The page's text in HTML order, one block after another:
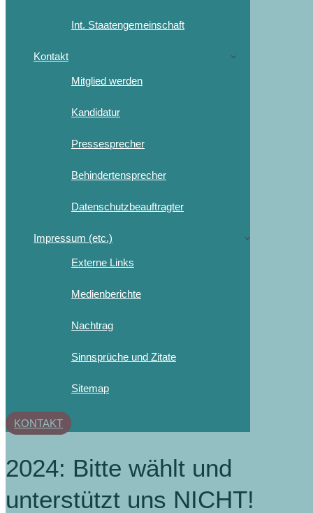
Int. Staatengemeinschaft
Kontakt
Mitglied werden
Kandidatur
Pressesprecher
Behindertensprecher
Datenschutzbeauftragter
Impressum (etc.)
Externe Links
Medienberichte
Nachtrag
Sinnsprüche und Zitate
Sitemap
KONTAKT
2024: Bitte wählt und
unterstützt uns NICHT!